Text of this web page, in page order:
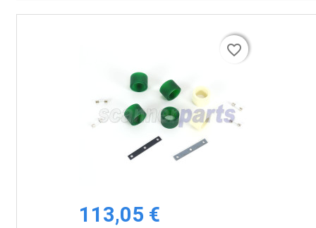
113,05 €
favorite_border
favorite_border